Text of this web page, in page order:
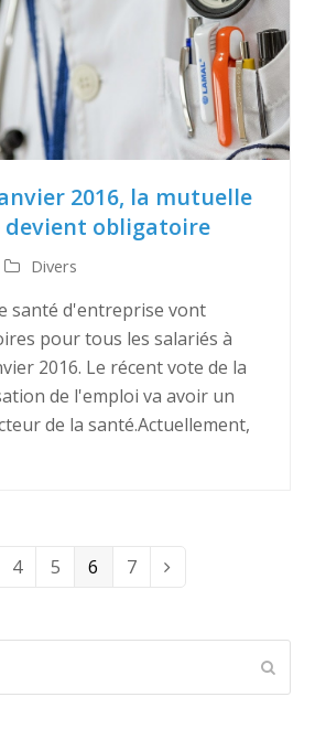
2016, la mutuelle
devient obligatoire
Divers
santé d'entreprise vont
pour tous les salariés à
2016. Le récent vote de la
de l'emploi va avoir un
de la santé.Actuellement,
Page
4 Page
5 Page
6 Page
7